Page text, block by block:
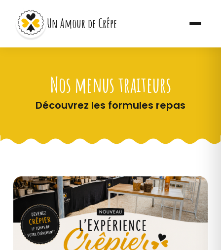
Un Amour de Crêpe
Nos menus traiteurs
Découvrez les formules repas